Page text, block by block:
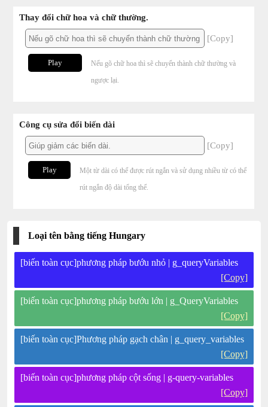
Thay đổi chữ hoa và chữ thường.
[Copy]
Play
Nếu gõ chữ hoa thì sẽ chuyển thành chữ thường và
ngược lại.
Công cụ sửa đổi biến dài
[Copy]
Play
Một từ dài có thể được rút ngắn và sử dụng nhiều từ có thể
rút ngắn độ dài tổng thể.
Loại tên bằng tiếng Hungary
[biến toàn cục]phương pháp bướu nhỏ | g_queryVariables
[Copy]
[biến toàn cục]phương pháp bướu lớn | g_QueryVariables
[Copy]
[biến toàn cục]Phương pháp gạch chân | g_query_variables
[Copy]
[biến toàn cục]phương pháp cột sống | g-query-variables
[Copy]